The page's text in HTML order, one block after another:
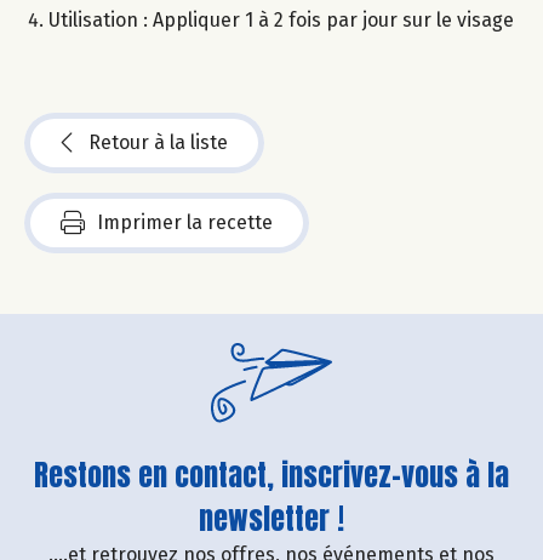
Utilisation : Appliquer 1 à 2 fois par jour sur le visage
Retour à la liste
Imprimer la recette
Restons en contact, inscrivez-vous à la
newsletter !
....et retrouvez nos offres, nos événements et nos